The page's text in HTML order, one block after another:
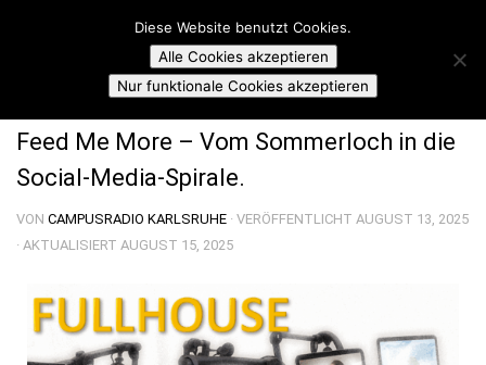
Skip to content
Campusradio Karlsruhe
CAMPUSRADIO FULLHOUSE
Feed Me More – Vom Sommerloch in die
Social-Media-Spirale.
VON CAMPUSRADIO KARLSRUHE · VERÖFFENTLICHT AUGUST 13, 2025
· AKTUALISIERT AUGUST 15, 2025
Diese Website benutzt Cookies.
Alle Cookies akzeptieren
Nur funktionale Cookies akzeptieren